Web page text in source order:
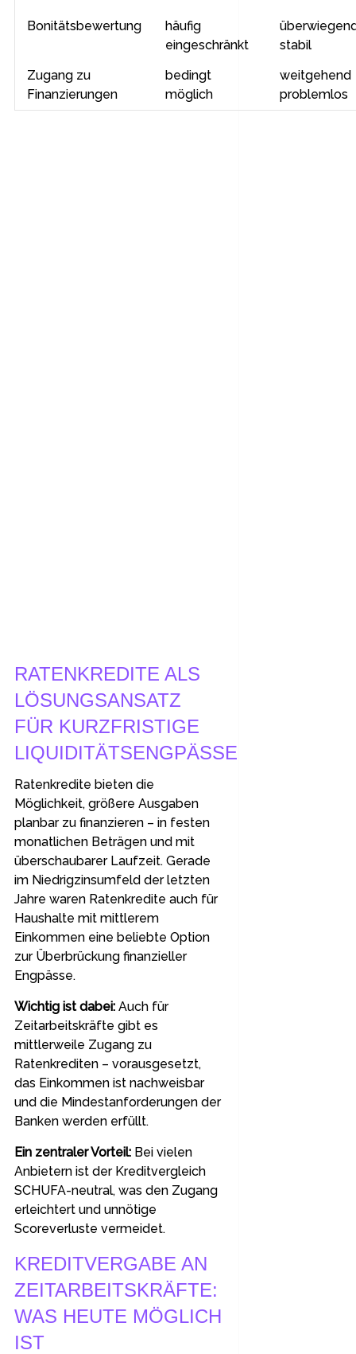
Bonitätsbewertung
häufig
eingeschränkt
stabil
Zugang zu
Finanzierungen
bedingt
möglich
weitgehend
problemlos
RATENKREDITE ALS
LÖSUNGSANSATZ
FÜR KURZFRISTIGE
LIQUIDITÄTSENGPÄSSE
Ratenkredite bieten die
Möglichkeit, größere Ausgaben
planbar zu finanzieren – in festen
monatlichen Beträgen und mit
überschaubarer Laufzeit. Gerade
im Niedrigzinsumfeld der letzten
Jahre waren Ratenkredite auch für
Haushalte mit mittlerem
Einkommen eine beliebte Option
zur Überbrückung finanzieller
Engpässe.
Wichtig ist dabei:Auch für
Zeitarbeitskräfte gibt es
mittlerweile Zugang zu
Ratenkrediten – vorausgesetzt,
das Einkommen ist nachweisbar
und die Mindestanforderungen der
Banken werden erfüllt.
Ein zentraler Vorteil:Bei vielen
Anbietern ist der Kreditvergleich
SCHUFA-neutral, was den Zugang
erleichtert und unnötige
Scoreverluste vermeidet.
KREDITVERGABE AN
ZEITARBEITSKRÄFTE:
WAS HEUTE MÖGLICH
IST